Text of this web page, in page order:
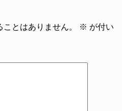
とはありません。 ※ が付い